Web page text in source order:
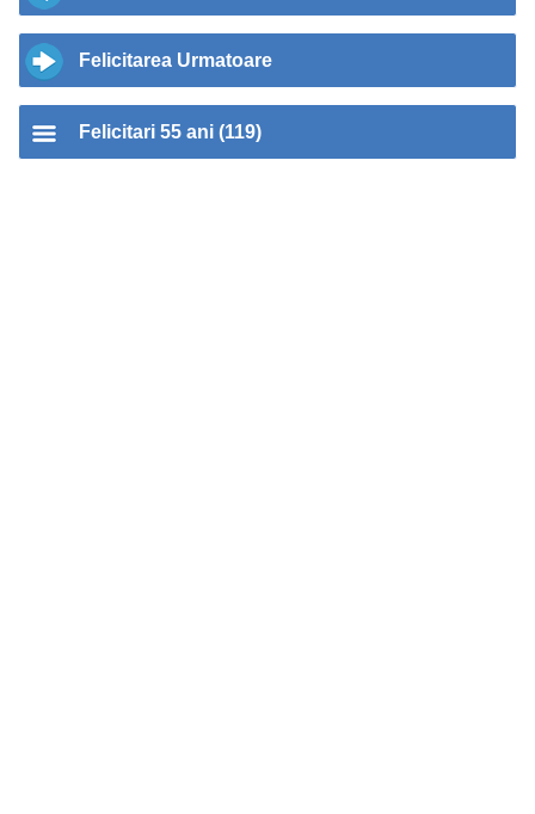
Felicitarea Urmatoare
Felicitari 55 ani (119)